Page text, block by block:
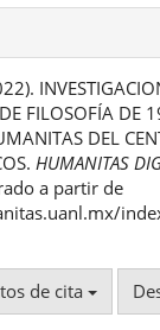
FILOSOFÍA DE
DEL
HUMANITAS
a partir de
de cita